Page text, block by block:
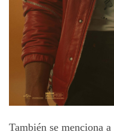
También se menciona a